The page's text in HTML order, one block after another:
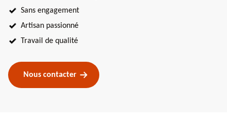
Sans engagement
Artisan passionné
Travail de qualité
Nous contacter